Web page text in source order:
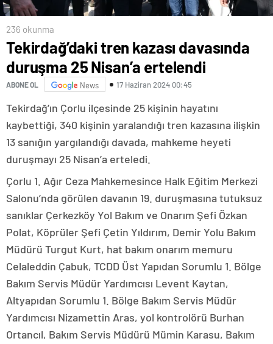
236 okunma
Tekirdağ’daki tren kazası davasında
duruşma 25 Nisan’a ertelendi
ABONE OL News 17 Haziran 2024 00:45
Tekirdağ’ın Çorlu ilçesinde 25 kişinin hayatını
kaybettiği, 340 kişinin yaralandığı tren kazasına ilişkin
13 sanığın yargılandığı davada, mahkeme heyeti
duruşmayı 25 Nisan’a erteledi.
Çorlu 1. Ağır Ceza Mahkemesince Halk Eğitim Merkezi
Salonu’nda görülen davanın 19. duruşmasına tutuksuz
sanıklar Çerkezköy Yol Bakım ve Onarım Şefi Özkan
Polat, Köprüler Şefi Çetin Yıldırım, Demir Yolu Bakım
Müdürü Turgut Kurt, hat bakım onarım memuru
Celaleddin Çabuk, TCDD Üst Yapıdan Sorumlu 1. Bölge
Bakım Servis Müdür Yardımcısı Levent Kaytan,
Altyapıdan Sorumlu 1. Bölge Bakım Servis Müdür
Yardımcısı Nizamettin Aras, yol kontrolörü Burhan
Ortancıl, Bakım Servis Müdürü Mümin Karasu, Bakım